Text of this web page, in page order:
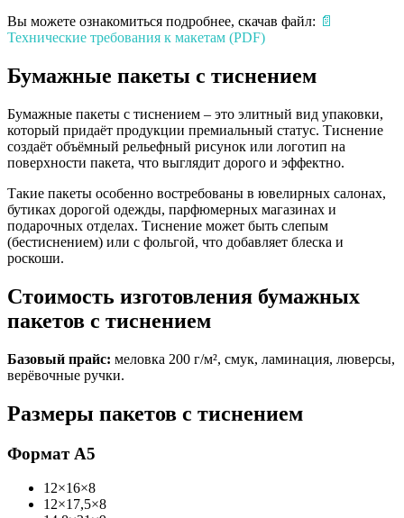
Вы можете ознакомиться подробнее, скачав файл: 📄
Технические требования к макетам (PDF)
Бумажные пакеты с тиснением
Бумажные пакеты с тиснением – это элитный вид упаковки,
который придаёт продукции премиальный статус. Тиснение
создаёт объёмный рельефный рисунок или логотип на
поверхности пакета, что выглядит дорого и эффектно.
Такие пакеты особенно востребованы в ювелирных салонах,
бутиках дорогой одежды, парфюмерных магазинах и
подарочных отделах. Тиснение может быть слепым
(бестиснением) или с фольгой, что добавляет блеска и
роскоши.
Стоимость изготовления бумажных
пакетов с тиснением
Базовый прайс: меловка 200 г/м², смук, ламинация, люверсы,
верёвочные ручки.
Размеры пакетов с тиснением
Формат А5
12×16×8
12×17,5×8